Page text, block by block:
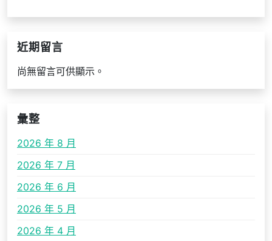
近期留言
尚無留言可供顯示。
彙整
2026 年 8 月
2026 年 7 月
2026 年 6 月
2026 年 5 月
2026 年 4 月